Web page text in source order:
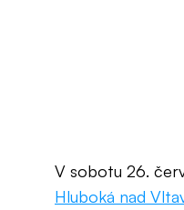
V sobotu 26.
Hluboká nad